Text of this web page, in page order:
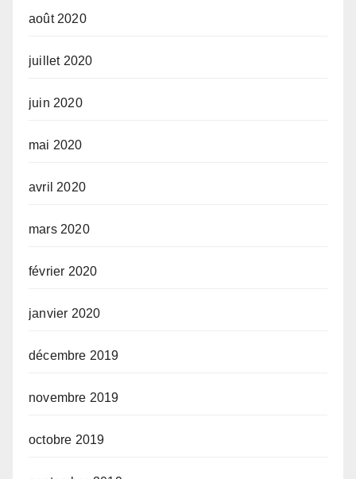
août 2020
juillet 2020
juin 2020
mai 2020
avril 2020
mars 2020
février 2020
janvier 2020
décembre 2019
novembre 2019
octobre 2019